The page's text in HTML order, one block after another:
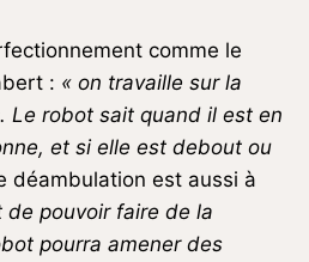
comme le
: « on travaille sur la
Le robot sait quand il est en
et si elle est debout ou
déambulation est aussi à
de pouvoir faire de la
pourra amener des